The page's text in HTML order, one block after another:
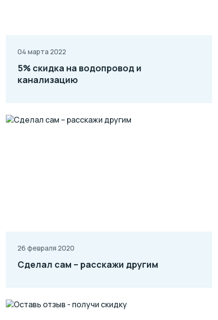
04 марта 2022
5% скидка на водопровод и
канализацию
26 февраля 2020
Сделал сам – расскажи другим